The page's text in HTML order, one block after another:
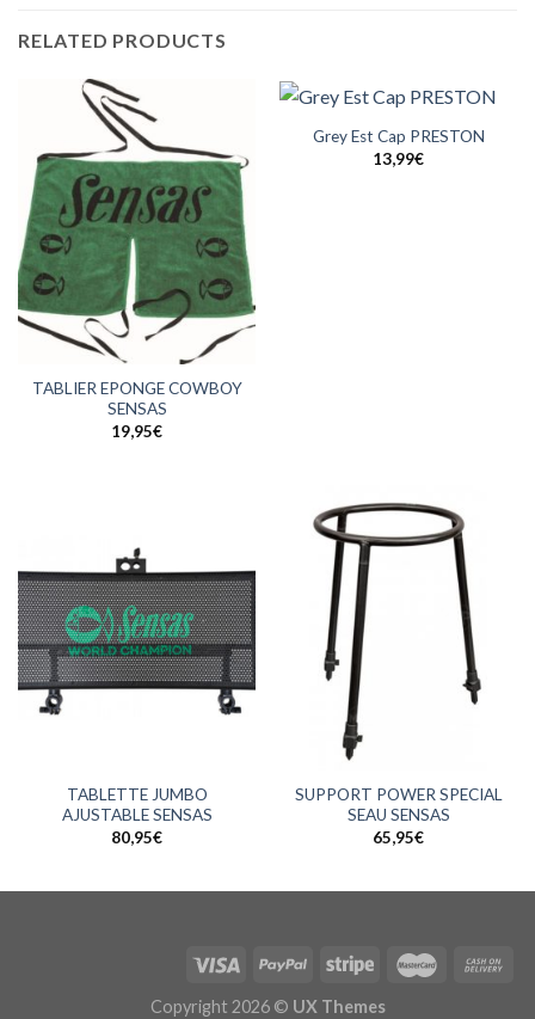
RELATED PRODUCTS
TABLIER EPONGE COWBOY
SENSAS
19,95€
Grey Est Cap PRESTON
13,99€
TABLETTE JUMBO
AJUSTABLE SENSAS
80,95€
SUPPORT POWER SPECIAL
SEAU SENSAS
65,95€
Copyright 2026 © UX Themes